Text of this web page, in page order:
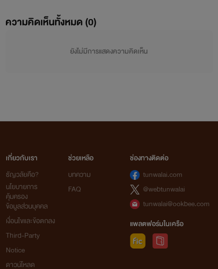
ความคิดเห็นทั้งหมด (0)
ยังไม่มีการแสดงความคิดเห็น
เกี่ยวกับเรา
ธัญวลัยคือ?
นโยบายการ
คุ้มครอง
ข้อมูลส่วนบุคคล
เงื่อนไขและข้อตกลง
Third-Party
Notice
ดาวน์โหลด
ช่วยเหลือ
บทความ
FAQ
ช่องทางติดต่อ
tunwalai.com
@webtunwalai
tunwalai@ookbee.com
แพลตฟอร์มในเครือ